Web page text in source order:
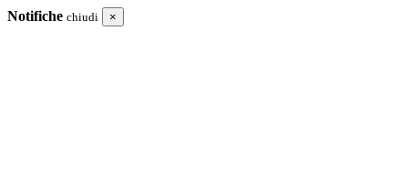
Notifiche chiudi ×